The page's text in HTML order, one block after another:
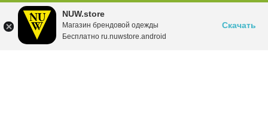
NUW.store
Магазин брендовой одежды
Бесплатно ru.nuwstore.android
Скачать